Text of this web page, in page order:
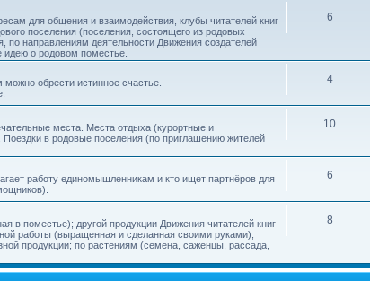
для общения и взаимодействия, клубы читателей книг
поселения (поселения, состоящего из родовых
направлениям деятельности Движения создателей
о родовом поместье.
6
обрести истинное счастье.
4
места. Места отдыха (курортные и
в родовые поселения (по приглашению жителей
10
работу единомышленникам и кто ищет партнёров для
6
в поместье); другой продукции Движения читателей книг
работы (выращенная и сделанная своими руками);
продукции; по растениям (семена, саженцы, рассада,
8